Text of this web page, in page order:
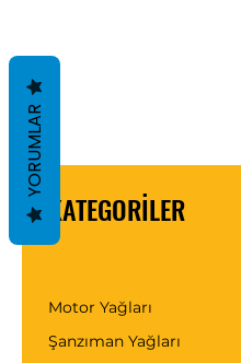
KATEGORİLER
Motor Yağları
Şanzıman Yağları
YORUMLAR